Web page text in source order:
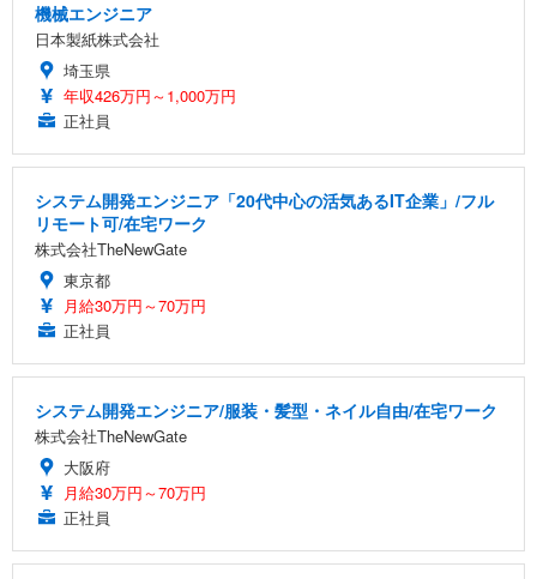
機械エンジニア
日本製紙株式会社
埼玉県
年収426万円～1,000万円
正社員
システム開発エンジニア「20代中心の活気あるIT企業」/フル
リモート可/在宅ワーク
株式会社TheNewGate
東京都
月給30万円～70万円
正社員
システム開発エンジニア/服装・髪型・ネイル自由/在宅ワーク
株式会社TheNewGate
大阪府
月給30万円～70万円
正社員